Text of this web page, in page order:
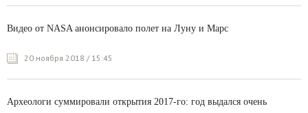
Видео от NASA анонсировало полет на Луну и Марс
20 ноября 2018 / 15:45
Археологи суммировали открытия 2017-го: год выдался очень